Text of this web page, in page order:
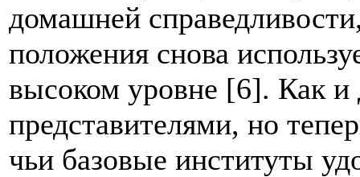
домашней
положения снова
высоком уровне [6]. Как и
представителями, но
чьи базовые институты